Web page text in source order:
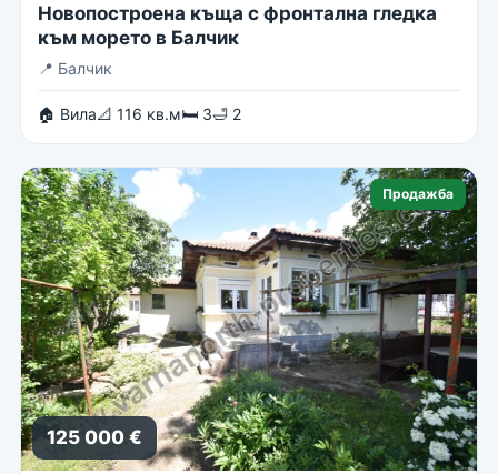
Новопостроена къща с фронтална гледка
към морето в Балчик
📍 Балчик
🏠 Вила📐 116 кв.м🛏 3🛁 2
Продажба
125 000 €